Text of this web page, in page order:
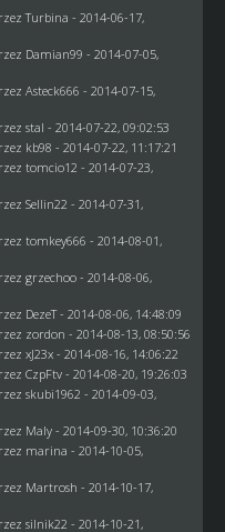
Turbina - 2014-06-17,
Damian99 - 2014-07-05,
Asteck666 - 2014-07-15,
stal - 2014-07-22, 09:02:53
kb98 - 2014-07-22, 11:17:21
tomcio12 - 2014-07-23,
Sellin22 - 2014-07-31,
tomkey666 - 2014-08-01,
grzechoo - 2014-08-06,
DezeT- 2014-08-06, 14:48:09
zordon - 2014-08-13, 08:50:56
xJ23x- 2014-08-16, 14:06:22
CzpFtv- 2014-08-20, 19:26:03
skubi1962 - 2014-09-03,
Maly- 2014-09-30, 10:36:20
marina - 2014-10-05,
Martrosh - 2014-10-17,
silnik22 - 2014-10-21,